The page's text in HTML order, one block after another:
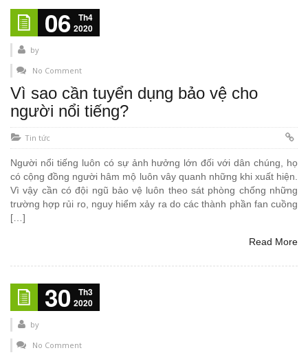
06
Th4
2020
by
No Comment
Vì sao cần tuyển dụng bảo vệ cho
người nổi tiếng?
Tin tức
Người nổi tiếng luôn có sự ảnh hưởng lớn đối với dân chúng, họ
có cộng đồng người hâm mộ luôn vây quanh những khi xuất hiện.
Vì vậy cần có đội ngũ bảo vệ luôn theo sát phòng chống những
trường hợp rủi ro, nguy hiểm xảy ra do các thành phần fan cuồng
[…]
Read More
30
Th3
2020
by
No Comment